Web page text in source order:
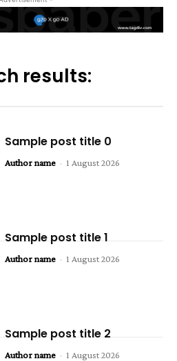
results:
Sample post title 0
Author name - 1 August 2026
Sample post title 1
Author name - 1 August 2026
Sample post title 2
Author name - 1 August 2026